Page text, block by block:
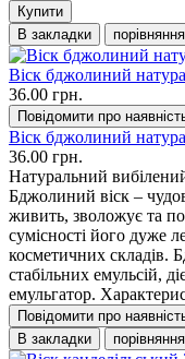
Купити
В закладки
порівняння
Віск бджолиний
36.00 грн.
Повідомити про
Віск бджолиний
36.00 грн.
Натуральний
Бджолиний віск –
живить, зволожує та
сумісності його дуже
косметичних складів.
стабільних емульсій,
емульгатор.
Повідомити про
В закладки
порівняння